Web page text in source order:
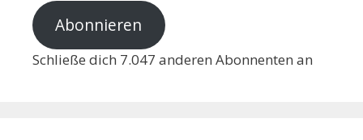
Abonnieren
Schließe dich 7.047 anderen Abonnenten an